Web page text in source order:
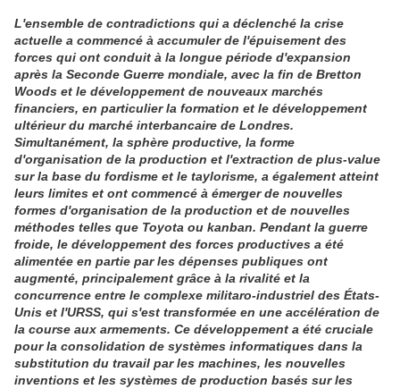
L'ensemble de contradictions qui a déclenché la crise
actuelle a commencé à accumuler de l'épuisement des
forces qui ont conduit à la longue période d'expansion
après la Seconde Guerre mondiale, avec la fin de Bretton
Woods et le développement de nouveaux marchés
financiers, en particulier la formation et le développement
ultérieur du marché interbancaire de Londres.
Simultanément, la sphère productive, la forme
d'organisation de la production et l'extraction de plus-value
sur la base du fordisme et le taylorisme, a également atteint
leurs limites et ont commencé à émerger de nouvelles
formes d'organisation de la production et de nouvelles
méthodes telles que Toyota ou kanban. Pendant la guerre
froide, le développement des forces productives a été
alimentée en partie par les dépenses publiques ont
augmenté, principalement grâce à la rivalité et la
concurrence entre le complexe militaro-industriel des États-
Unis et l'URSS, qui s'est transformée en une accélération de
la course aux armements. Ce développement a été cruciale
pour la consolidation de systèmes informatiques dans la
substitution du travail par les machines, les nouvelles
inventions et les systèmes de production basés sur les